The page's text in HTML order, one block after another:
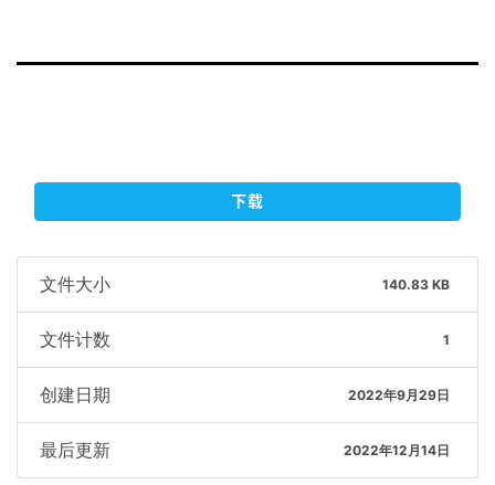
下载
文件大小 140.83 KB
文件计数 1
创建日期 2022年9月29日
最后更新 2022年12月14日